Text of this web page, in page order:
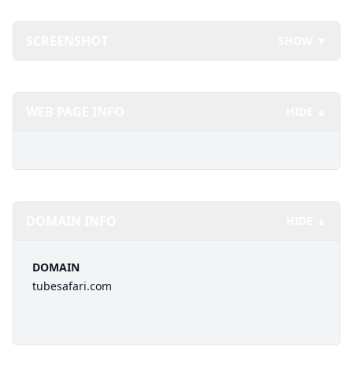
DOMAIN
tubesafari.com